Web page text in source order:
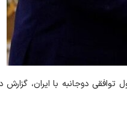
دوجانبه با ایران، گزارش